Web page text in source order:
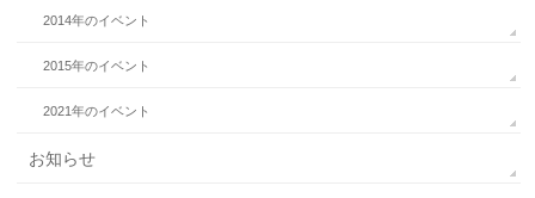
2014年のイベント
2015年のイベント
2021年のイベント
お知らせ